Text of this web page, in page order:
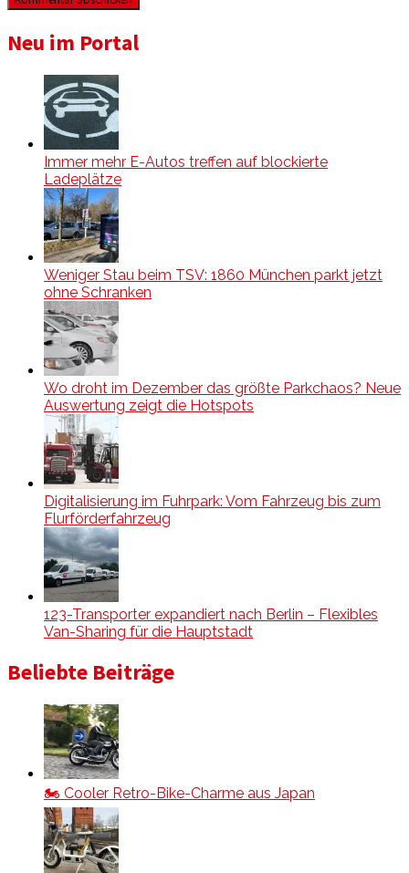
Neu im Portal
Immer mehr E-Autos treffen auf blockierte
Ladeplätze
Weniger Stau beim TSV: 1860 München parkt jetzt
ohne Schranken
Wo droht im Dezember das größte Parkchaos? Neue
Auswertung zeigt die Hotspots
Digitalisierung im Fuhrpark: Vom Fahrzeug bis zum
Flurförderfahrzeug
123-Transporter expandiert nach Berlin – Flexibles
Van-Sharing für die Hauptstadt
Beliebte Beiträge
🏍️ Cooler Retro-Bike-Charme aus Japan